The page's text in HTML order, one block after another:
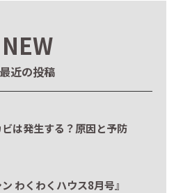
NEW
最近の投稿
は発生する？原因と予防
わくわくハウス8月号』